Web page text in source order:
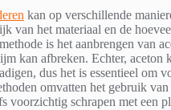
kan op verschillende
van het materiaal en de
is het aanbrengen van
kan afbreken. Echter, aceton
dus het is essentieel om
omvatten het gebruik
voorzichtig schrapen met een